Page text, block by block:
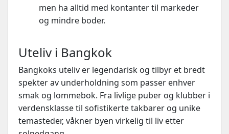
men ha alltid med kontanter til markeder
og mindre boder.
Uteliv i Bangkok
Bangkoks uteliv er legendarisk og tilbyr et bredt
spekter av underholdning som passer enhver
smak og lommebok. Fra livlige puber og klubber i
verdensklasse til sofistikerte takbarer og unike
temasteder, våkner byen virkelig til liv etter